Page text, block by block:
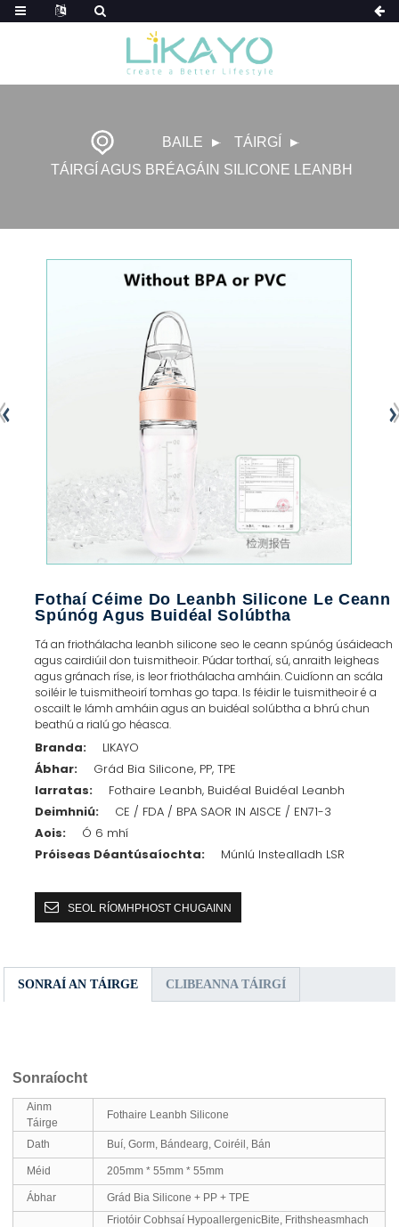
BAILE
TÁIRGÍ
TÁIRGÍ AGUS BRÉAGÁIN SILICONE LEANBH
Fothaí Céime Do Leanbh Silicone Le Ceann
Spúnóg Agus Buidéal Solúbtha
Tá an friothálacha leanbh silicone seo le ceann spúnóg úsáideach
agus cairdiúil don tuismitheoir. Púdar torthaí, sú, anraith leigheas
agus gránach ríse, is leor friothálacha amháin. Cuidíonn an scála
soiléir le tuismitheoirí tomhas go tapa. Is féidir le tuismitheoir é a
oscailt le lámh amháin agus an buidéal solúbtha a bhrú chun
beathú a rialú go héasca.
Branda:
LIKAYO
Ábhar:
Grád Bia Silicone, PP, TPE
Iarratas:
Fothaire Leanbh, Buidéal Buidéal Leanbh
Deimhniú:
CE / FDA / BPA SAOR IN AISCE / EN71-3
Aois:
Ó 6 mhí
Próiseas Déantúsaíochta:
Múnlú Instealladh LSR
SEOL RÍOMHPHOST CHUGAINN
SONRAÍ AN TÁIRGE CLIBEANNA TÁIRGÍ
Sonraíocht
Ainm
Táirge
Fothaire Leanbh Silicone
Dath Buí, Gorm, Bándearg, Coiréil, Bán
Méid 205mm * 55mm * 55mm
Ábhar Grád Bia Silicone + PP + TPE
Friotóir Cobhsaí HypoallergenicBite, Frithsheasmhach